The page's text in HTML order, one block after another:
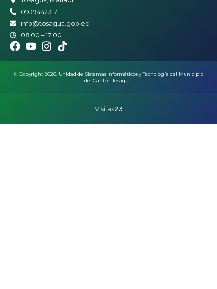
0939442317
info@tosagua.gob.ec
08:00 – 17:00
© Copyright 2026. Unidad de Sistemas Informáticos y Tecnología del Municipio
del Cantón Tosagua.
Visitas23